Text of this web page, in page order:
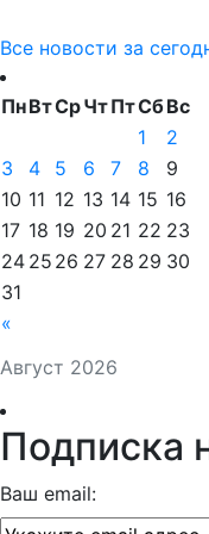
Все новости за
Август 2026
ПнВтСрЧтПтСбВс
«
1
2
3
4 5 6 7 8
9
10 11 12 13 14 15 16
17 18 19 20 21 22 23
24 25 26 27 28 29 30
31
Подписка
Ваш email: